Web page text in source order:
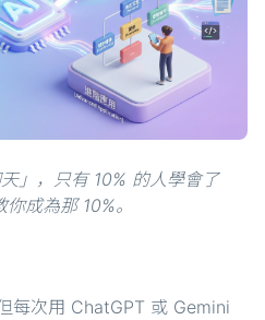
」，只有 10% 的人學會了
成為那 10%。
每次用 ChatGPT 或 Gemini